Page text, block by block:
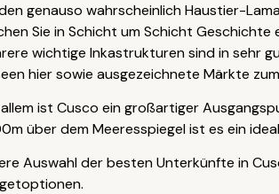
genauso wahrscheinlich Haustier-
Sie in Schicht um Schicht
wichtige Inkastrukturen sind in sehr
hier sowie ausgezeichnete Märkte
ist Cusco ein großartiger
über dem Meeresspiegel ist es ein
Auswahl der besten Unterkünfte in